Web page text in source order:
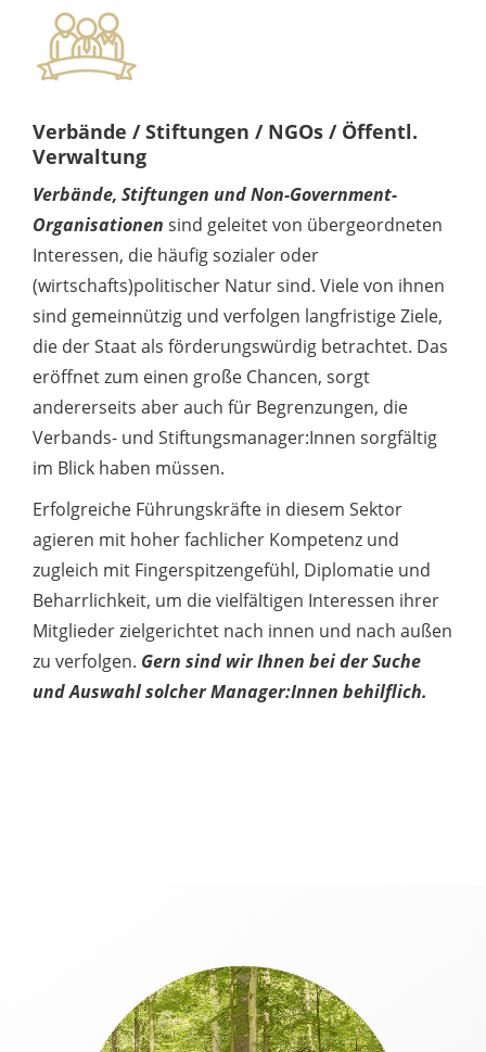
Verbände / Stiftungen / NGOs / Öffentl.
Verwaltung
Verbände, Stiftungen und Non-Government-
Organisationen sind geleitet von übergeordneten
Interessen, die häufig sozialer oder
(wirtschafts)politischer Natur sind. Viele von ihnen
sind gemeinnützig und verfolgen langfristige Ziele,
die der Staat als förderungswürdig betrachtet. Das
eröffnet zum einen große Chancen, sorgt
andererseits aber auch für Begrenzungen, die
Verbands- und Stiftungsmanager:Innen sorgfältig
im Blick haben müssen.
Erfolgreiche Führungskräfte in diesem Sektor
agieren mit hoher fachlicher Kompetenz und
zugleich mit Fingerspitzengefühl, Diplomatie und
Beharrlichkeit, um die vielfältigen Interessen ihrer
Mitglieder zielgerichtet nach innen und nach außen
zu verfolgen. Gern sind wir Ihnen bei der Suche
und Auswahl solcher Manager:Innen behilflich.